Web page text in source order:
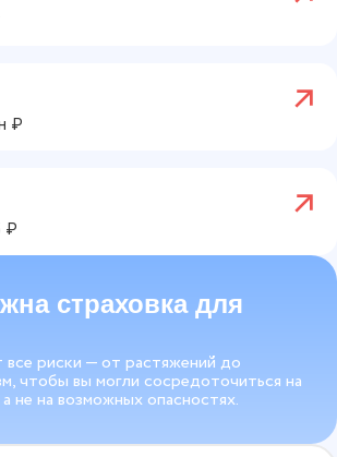
₽
₽
страховка для
риски — от растяжений до
чтобы вы могли сосредоточиться на
не на возможных опасностях.